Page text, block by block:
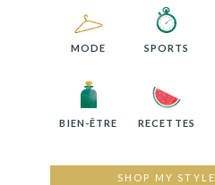
MODE SPORTS
BIEN-ÊTRE RECETTES
SHOP MY STYLE